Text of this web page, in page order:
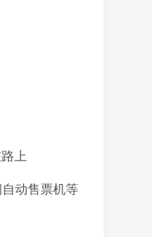
上
动售票机等